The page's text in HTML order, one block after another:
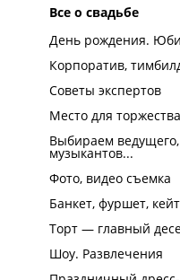
Все о свадьбе
День рождения.
Корпоратив,
Советы экспертов
Место для торжества
Выбираем ведущего,
музыкантов...
Фото, видео съемка
Банкет, фуршет,
Торт — главный
Шоу. Развлечения